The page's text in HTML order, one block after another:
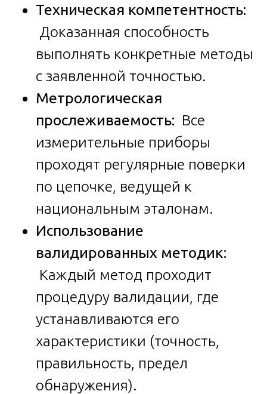
Техническая компетентность:
Доказанная способность
выполнять конкретные методы
с заявленной точностью.
Метрологическая
прослеживаемость: Все
измерительные приборы
проходят регулярные поверки
по цепочке, ведущей к
национальным эталонам.
Использование
валидированных методик:
Каждый метод проходит
процедуру валидации, где
устанавливаются его
характеристики (точность,
правильность, предел
обнаружения).